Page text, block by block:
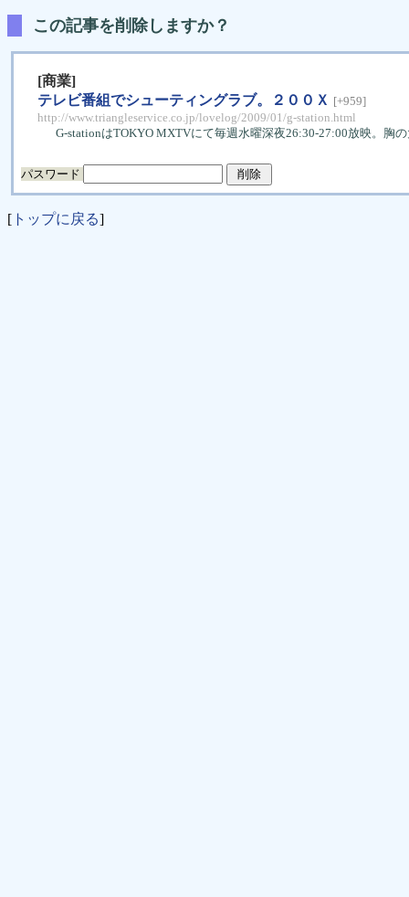
この記事を削除しますか？
[商業]
テレビ番組でシューティングラブ。２００Ｘ [+959]
http://www.triangleservice.co.jp/lovelog/2009/01/g-station.html
G-stationはTOKYO MXTVにて毎週水曜深夜26:30-27:00放映。胸
パスワード
[ トップに戻る]